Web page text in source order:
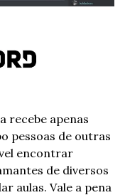
recebe apenas
pessoas de outras
encontrar
de diversos
aulas. Vale a pena